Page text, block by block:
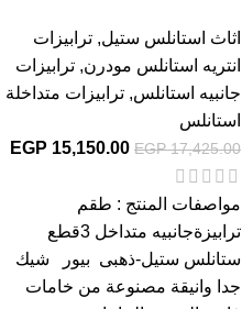
اثاث استانلس ستيل, ترابيزات
انتريه استانلس مودرن, ترابيزات
جانبيه استانلس, ترابيزات متداخلة
استانلس
EGP17,425.00
EGP 15,150.00
مواصفات المنتج : طقم
ترابيزةجانبيه متداخل 3قطع
ستانلس ستيل-ذهبى بيور شيك
جدا وانيقة مصنوعة من خامات